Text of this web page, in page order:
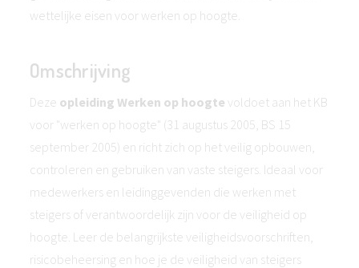
wettelijke eisen voor werken op hoogte.
Omschrijving
Deze opleiding Werken op hoogte voldoet aan het KB
voor "werken op hoogte" (31 augustus 2005, BS 15
september 2005) en richt zich op het veilig opbouwen,
controleren en gebruiken van vaste steigers. Ideaal voor
medewerkers en leidinggevenden die werken met
steigers of verantwoordelijk zijn voor de veiligheid op
hoogte. Leer de belangrijkste veiligheidsvoorschriften,
risicobeheersing en hoe je de veiligheid van steigers